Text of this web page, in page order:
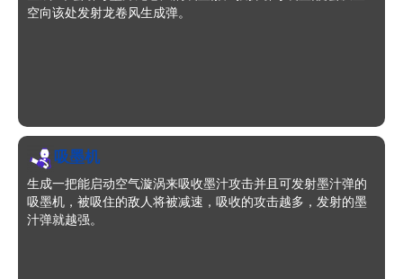
空向该处发射龙卷风生成弹。
吸墨机
生成一把能启动空气漩涡来吸收墨汁攻击并且可发射墨汁弹的
吸墨机，被吸住的敌人将被减速，吸收的攻击越多，发射的墨
汁弹就越强。